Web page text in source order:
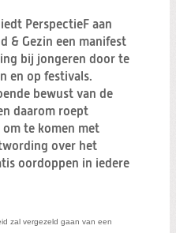
Zoeken
PerspectieF aan
& Gezin een manifest
bij jongeren door te
en op festivals.
bewust van de
daarom roept
om te komen met
over het
oordoppen in iedere
zal vergezeld gaan van een